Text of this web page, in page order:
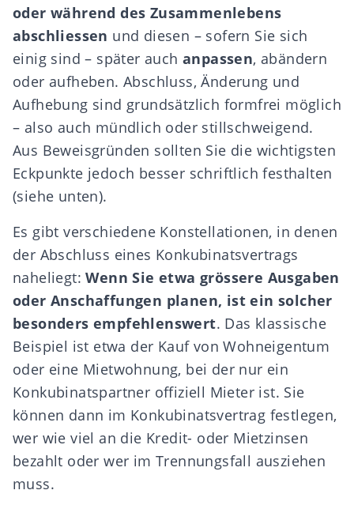
oder während des Zusammenlebens
abschliessen und diesen – sofern Sie sich
einig sind – später auch anpassen, abändern
oder aufheben. Abschluss, Änderung und
Aufhebung sind grundsätzlich formfrei möglich
– also auch mündlich oder stillschweigend.
Aus Beweisgründen sollten Sie die wichtigsten
Eckpunkte jedoch besser schriftlich festhalten
(siehe unten).
Es gibt verschiedene Konstellationen, in denen
der Abschluss eines Konkubinatsvertrags
naheliegt:Wenn Sie etwa grössere Ausgaben
oder Anschaffungen planen, ist ein solcher
besonders empfehlenswert. Das klassische
Beispiel ist etwa der Kauf vonWohneigentum
oder eine Mietwohnung, bei der nur ein
Konkubinatspartner offiziell Mieter ist. Sie
können dann im Konkubinatsvertrag festlegen,
wer wie viel an die Kredit- oder Mietzinsen
bezahlt oder wer im Trennungsfall ausziehen
muss.